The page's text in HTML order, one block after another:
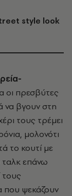
style look
οι πρεσβύτες
να βγουν στη
τους τρέμει
μολονότι
το κουτί με
ταλκ επάνω
τους
που ψεκάζουν